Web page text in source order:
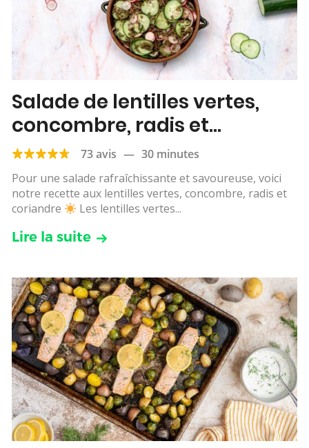
Salade de lentilles vertes,
concombre, radis et
coriandre
73 avis — 30 minutes
Pour une salade rafraîchissante et savoureuse, voici
notre recette aux lentilles vertes, concombre, radis et
coriandre
Les lentilles vertes...
Lire la suite